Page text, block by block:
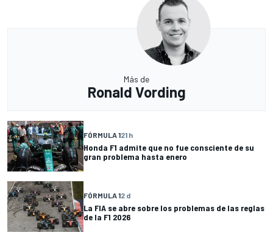
Más de
Ronald Vording
FÓRMULA 121 h
Honda F1 admite que no fue consciente de su
gran problema hasta enero
FÓRMULA 12 d
La FIA se abre sobre los problemas de las reglas
de la F1 2026